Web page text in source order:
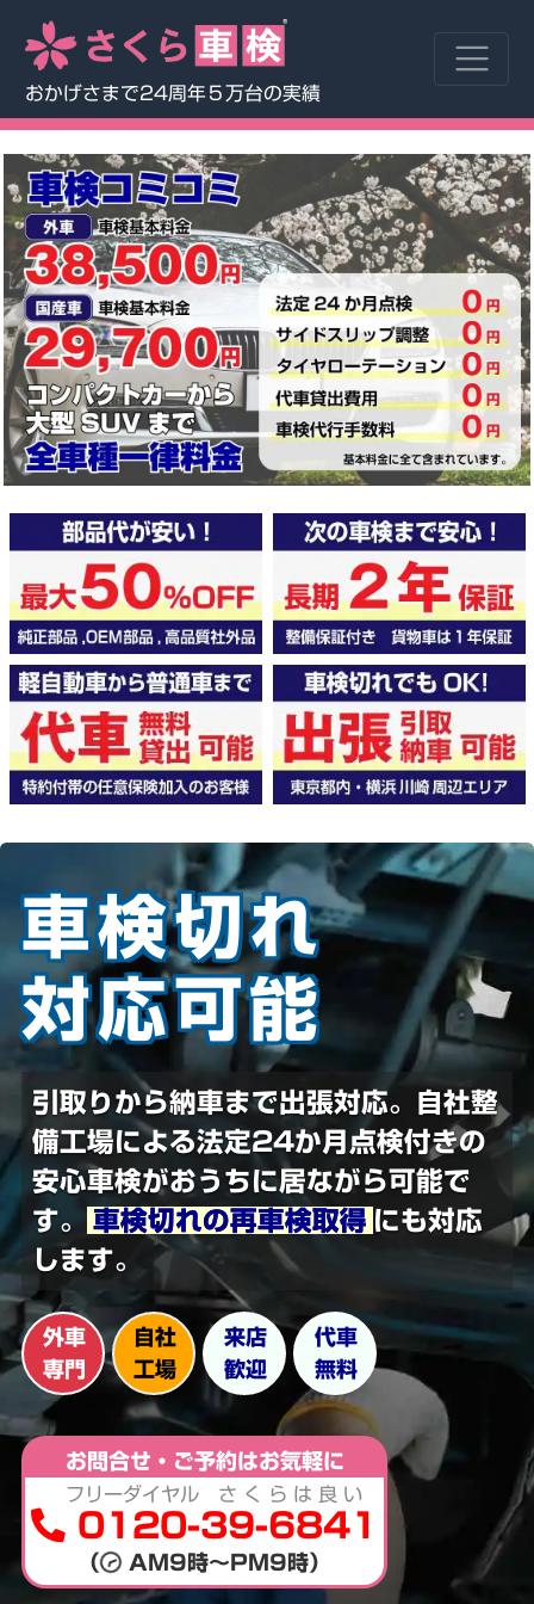
おかげさまで24周年５万台の実績
車検切れ
対応可能
引取りから納車まで出張対応。
自社整
備工場による法定24か月点検付きの
安心車検がおうちに居ながら可能で
す。
車検切れの再車検取得 にも対応
します。
外車
専門
自社
工場
来店
歓迎
代車
無料
お問合せ・ご予約はお気軽に
フリーダイヤル さ く ら は 良 い
0120-39-6841
（ AM9時～PM9時）